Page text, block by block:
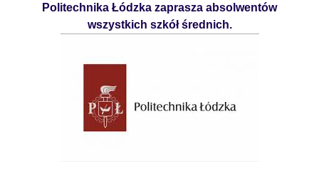
Politechnika Łódzka zaprasza absolwentów
wszystkich szkół średnich.